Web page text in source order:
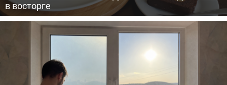
в восторге